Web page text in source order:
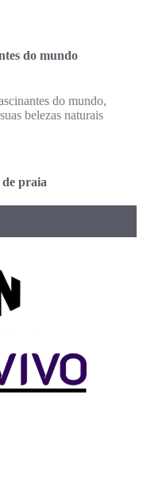
do mundo
do mundo,
belezas naturais
praia